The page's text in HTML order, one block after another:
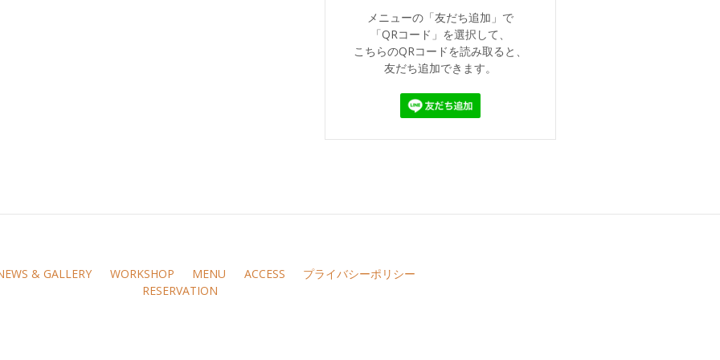
メニューの「友だち追加」で
「QRコード」を選択して、
こちらのQRコードを読み取ると、
友だち追加できます。
& GALLERY WORKSHOP MENU ACCESS
プライバシーポリシー
RESERVATION